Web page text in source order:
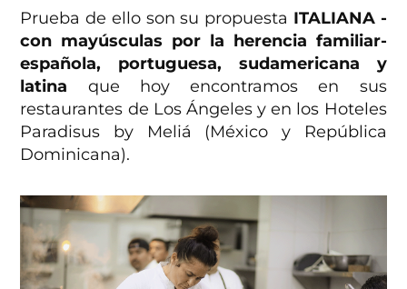
Prueba de ello son su propuesta ITALIANA -
con mayúsculas por la herencia familiar-
española, portuguesa, sudamericana y
latina que hoy encontramos en sus
restaurantes de Los Ángeles y en los Hoteles
Paradisus by Meliá (México y República
Dominicana).